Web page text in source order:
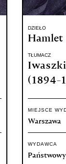
DZIEŁO
Hamlet
TŁUMACZ
(1894-
MIEJSCE
Warszawa
WYDAWCA